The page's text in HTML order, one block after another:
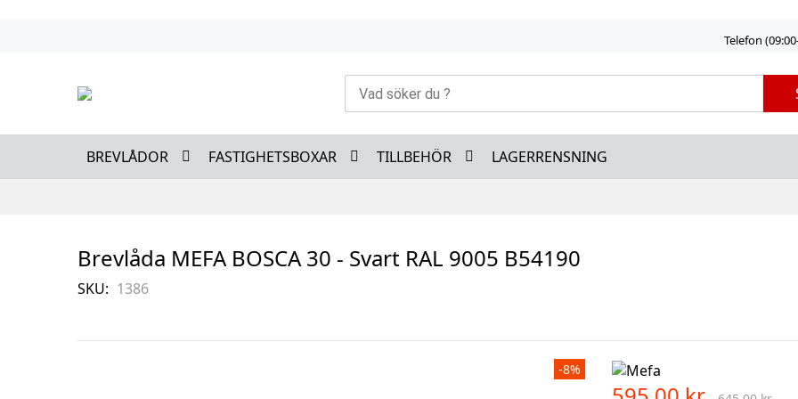
Telefon
BREVLÅDOR FASTIGHETSBOXAR TILLBEHÖR LAGERRENSNING
Brevlåda MEFA BOSCA 30 - Svart RAL 9005 B54190
SKU 1386
-8%